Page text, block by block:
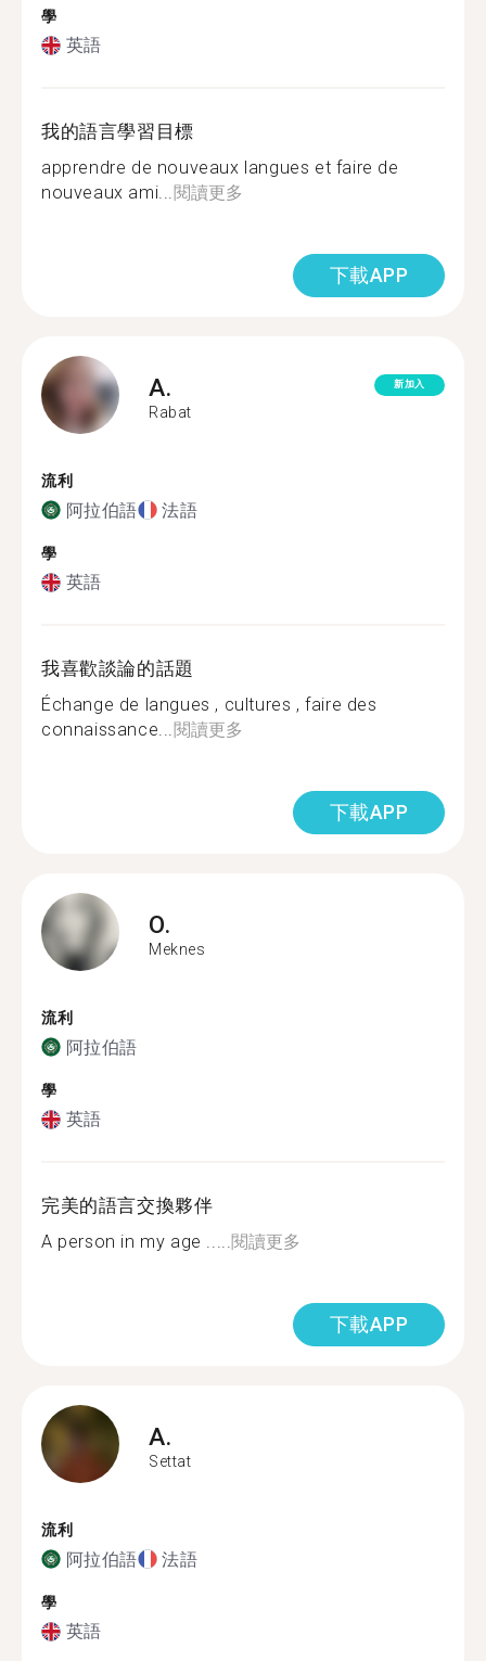
學
英語
我的語言學習目標
apprendre de nouveaux langues et faire de
nouveaux ami...閱讀更多
下載APP
A.
Rabat
新加入
流利
阿拉伯語 法語
學
英語
我喜歡談論的話題
Échange de langues , cultures , faire des
connaissance...閱讀更多
下載APP
O.
Meknes
流利
阿拉伯語
學
英語
完美的語言交換夥伴
A person in my age .....閱讀更多
下載APP
A.
Settat
流利
阿拉伯語 法語
學
英語